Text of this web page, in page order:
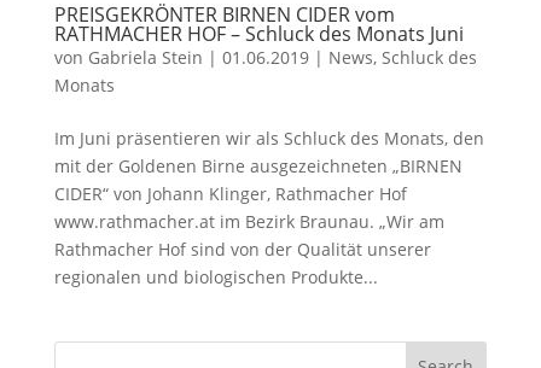
PREISGEKRÖNTER BIRNEN CIDER vom
RATHMACHER HOF – Schluck des Monats Juni
von Gabriela Stein | 01.06.2019| News, Schluck des
Monats
Im Juni präsentieren wir als Schluck des Monats, den
mit der Goldenen Birne ausgezeichneten „BIRNEN
CIDER“ von Johann Klinger, Rathmacher Hof
www.rathmacher.at im Bezirk Braunau. „Wir am
Rathmacher Hof sind von der Qualität unserer
regionalen und biologischen Produkte...